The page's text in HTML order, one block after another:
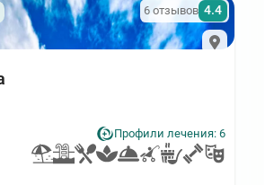
6 отзывов 4.4
Профили лечения: 6